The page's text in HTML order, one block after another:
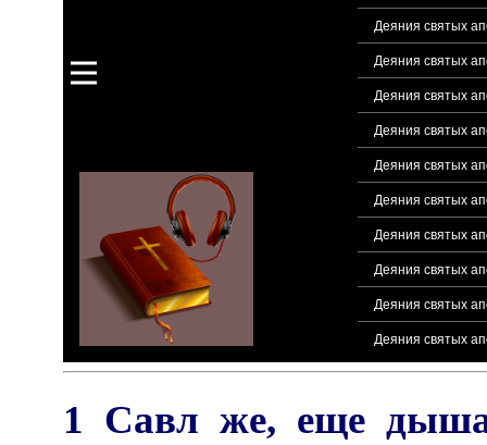
Деяния святых
Деяния святых
Деяния святых
Деяния святых
Деяния святых
Деяния святых
Деяния святых
Деяния святых
Деяния святых
Деяния святых
1 Савл же, еще дыша